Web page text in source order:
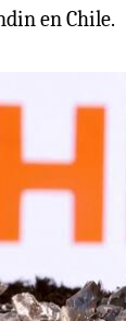
en Chile.